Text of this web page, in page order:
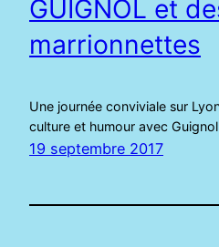
GUIGNOL et
marrionnettes
Une journée conviviale sur
culture et humour avec
19 septembre 2017